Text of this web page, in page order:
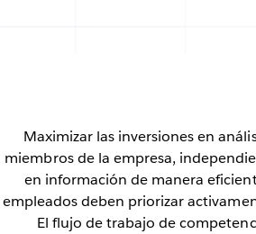
Maximizar las inversiones en
miembros de la empresa,
en información de manera
empleados deben priorizar
El flujo de trabajo de